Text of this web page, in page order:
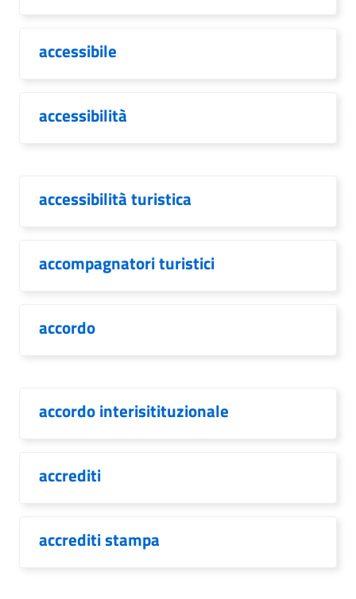
accessibile
accessibilità
accessibilità turistica
accompagnatori turistici
accordo
accordo interisitituzionale
accrediti
accrediti stampa